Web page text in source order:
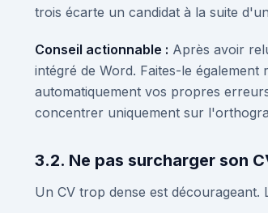
trois écarte un candidat à la suite
Conseil actionnable : Après avoir
intégré de Word. Faites-le
automatiquement vos propres
concentrer uniquement sur
3.2. Ne pas surcharger son
Un CV trop dense est